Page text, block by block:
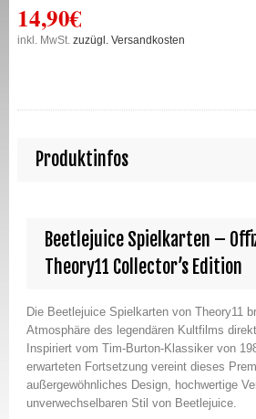
14,90€
inkl. MwSt.zuzügl. Versandkosten
Produktinfos
Beetlejuice Spielkarten –
Theory11 Collector’s Edition
Die Beetlejuice Spielkarten von Theory11
Atmosphäre des legendären Kultfilms
Inspiriert vom Tim-Burton-Klassiker von
erwarteten Fortsetzung vereint dieses
außergewöhnliches Design, hochwertige
unverwechselbaren Stil von Beetlejuice.